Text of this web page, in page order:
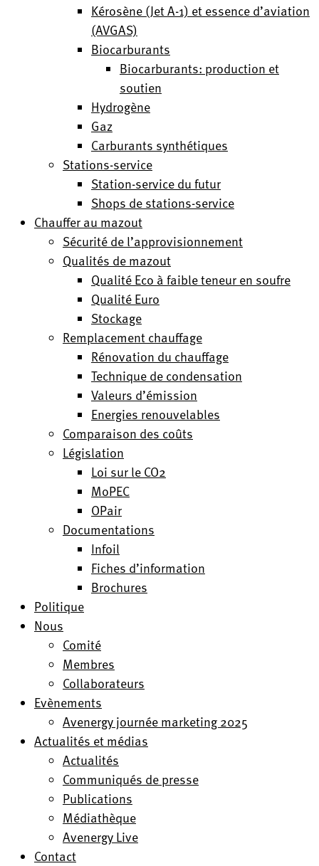
Kérosène (Jet A-1) et essence d’aviation
(AVGAS)
Biocarburants
Biocarburants: production et
soutien
Hydrogène
Gaz
Carburants synthétiques
Stations-service
Station-service du futur
Shops de stations-service
Chauffer au mazout
Sécurité de l’approvisionnement
Qualités de mazout
Qualité Eco à faible teneur en soufre
Qualité Euro
Stockage
Remplacement chauffage
Rénovation du chauffage
Technique de condensation
Valeurs d’émission
Energies renouvelables
Comparaison des coûts
Législation
Loi sur le CO2
MoPEC
OPair
Documentations
Infoil
Fiches d’information
Brochures
Politique
Nous
Comité
Membres
Collaborateurs
Evènements
Avenergy journée marketing 2025
Actualités et médias
Actualités
Communiqués de presse
Publications
Médiathèque
Avenergy Live
Contact